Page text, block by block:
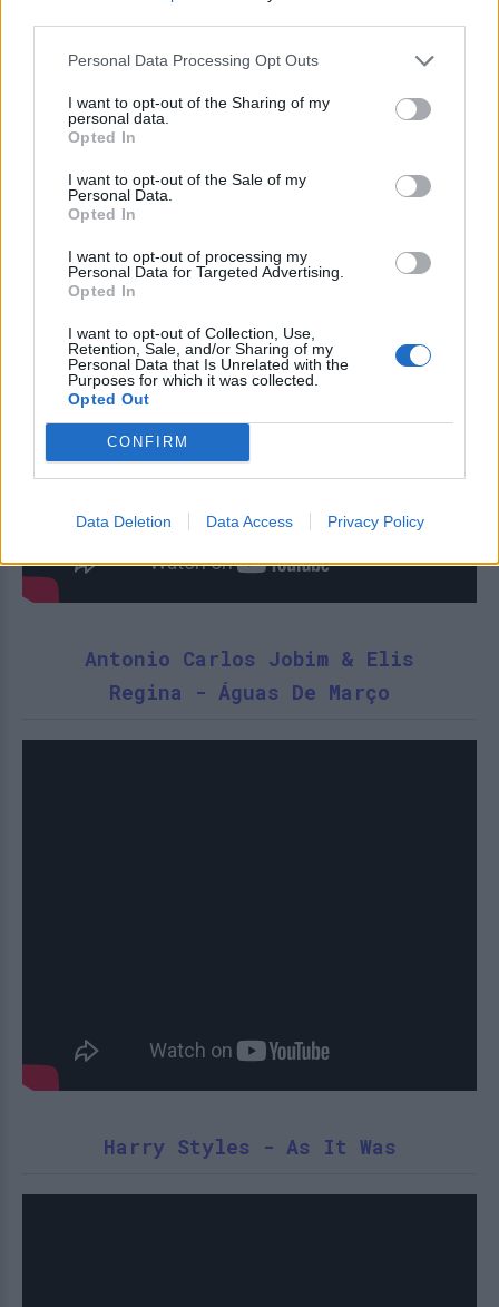
Personal Data Processing Opt Outs
I want to opt-out of the Sharing of my
personal data.
Opted In
I want to opt-out of the Sale of my
Personal Data.
Opted In
I want to opt-out of processing my
Personal Data for Targeted Advertising.
Opted In
I want to opt-out of Collection, Use,
Retention, Sale, and/or Sharing of my
Personal Data that Is Unrelated with the
Purposes for which it was collected.
Opted Out
CONFIRM
Data Deletion Data Access Privacy Policy
Duke Ellington & John Coltrane -
In a Sentimental Mood
Antonio Carlos Jobim & Elis
Regina - Águas De Março
Harry Styles - As It Was